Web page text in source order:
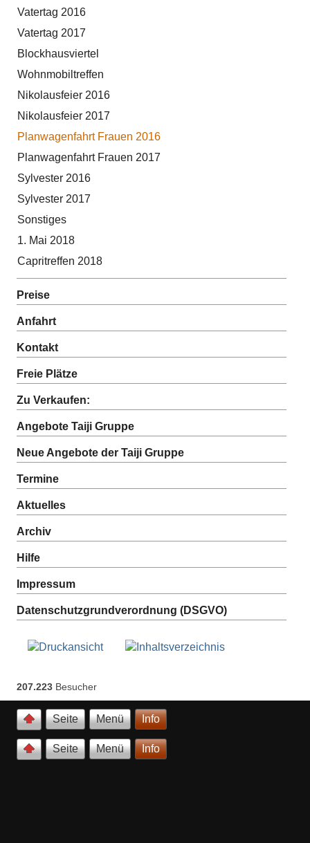
Vatertag 2016
Vatertag 2017
Blockhausviertel
Wohnmobiltreffen
Nikolausfeier 2016
Nikolausfeier 2017
Planwagenfahrt Frauen 2016
Planwagenfahrt Frauen 2017
Sylvester 2016
Sylvester 2017
Sonstiges
1. Mai 2018
Capritreffen 2018
Preise
Anfahrt
Kontakt
Freie Plätze
Zu Verkaufen:
Angebote Taiji Gruppe
Neue Angebote der Taiji Gruppe
Termine
Aktuelles
Archiv
Hilfe
Impressum
Datenschutzgrundverordnung (DSGVO)
207.223 Besucher
Seite Menü Info
Seite Menü Info